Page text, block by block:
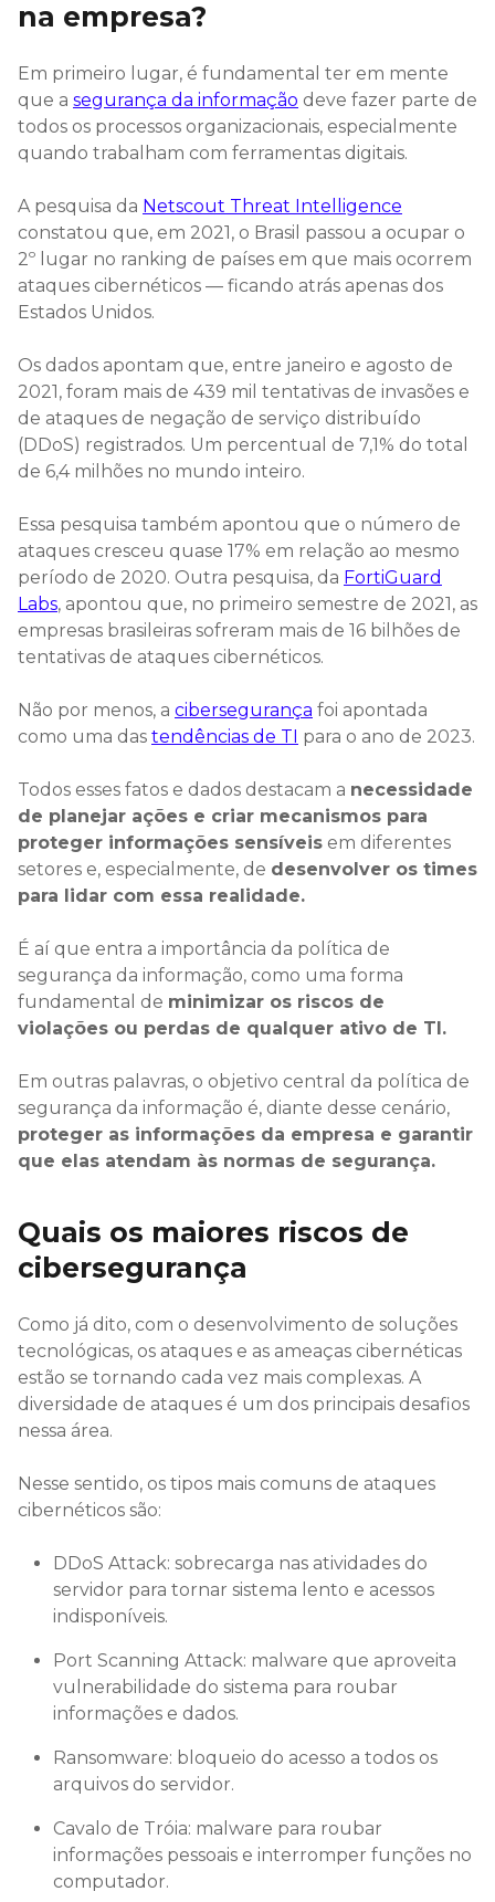
na empresa?
Em primeiro lugar, é fundamental ter em mente
que a segurança da informação deve fazer parte de
todos os processos organizacionais, especialmente
quando trabalham com ferramentas digitais.
A pesquisa da Netscout Threat Intelligence
constatou que, em 2021, o Brasil passou a ocupar o
2º lugar no ranking de países em que mais ocorrem
ataques cibernéticos — ficando atrás apenas dos
Estados Unidos.
Os dados apontam que, entre janeiro e agosto de
2021, foram mais de 439 mil tentativas de invasões e
de ataques de negação de serviço distribuído
(DDoS) registrados. Um percentual de 7,1% do total
de 6,4 milhões no mundo inteiro.
Essa pesquisa também apontou que o número de
ataques cresceu quase 17% em relação ao mesmo
período de 2020. Outra pesquisa, da FortiGuard
Labs, apontou que, no primeiro semestre de 2021, as
empresas brasileiras sofreram mais de 16 bilhões de
tentativas de ataques cibernéticos.
Não por menos, a cibersegurança foi apontada
como uma das tendências de TI para o ano de 2023.
Todos esses fatos e dados destacam a necessidade
de planejar ações e criar mecanismos para
proteger informações sensíveis em diferentes
setores e, especialmente, de desenvolver os times
para lidar com essa realidade.
É aí que entra a importância da política de
segurança da informação, como uma forma
fundamental de minimizar os riscos de
violações ou perdas de qualquer ativo de TI.
Em outras palavras, o objetivo central da política de
segurança da informação é, diante desse cenário,
proteger as informações da empresa e garantir
que elas atendam às normas de segurança.
Quais os maiores riscos de
cibersegurança
Como já dito, com o desenvolvimento de soluções
tecnológicas, os ataques e as ameaças cibernéticas
estão se tornando cada vez mais complexas. A
diversidade de ataques é um dos principais desafios
nessa área.
Nesse sentido, os tipos mais comuns de ataques
cibernéticos são:
DDoS Attack: sobrecarga nas atividades do
servidor para tornar sistema lento e acessos
indisponíveis.
Port Scanning Attack: malware que aproveita
vulnerabilidade do sistema para roubar
informações e dados.
Ransomware: bloqueio do acesso a todos os
arquivos do servidor.
Cavalo de Tróia: malware para roubar
informações pessoais e interromper funções no
computador.